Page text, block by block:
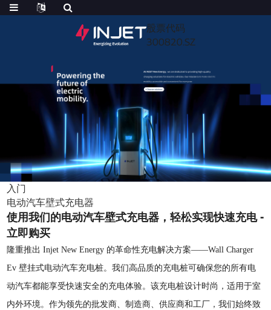
股票代码
300820.SZ
入门
电动汽车壁式充电器
使用我们的电动汽车壁式充电器，轻松实现快速充电 -
立即购买
隆重推出 Injet New Energy 的革命性充电解决方案——Wall Charger
Ev 壁挂式电动汽车充电桩。我们高品质的充电桩可确保您的所有电
动汽车都能享受快速安全的充电体验。该充电桩设计时尚，适用于室
内外环境。作为领先的批发商、制造商、供应商和工厂，我们始终致